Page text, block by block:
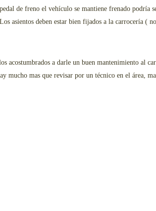
pedal de freno el vehículo se mantiene frenado podría
Los asientos deben estar bien fijados a la carrocería (
acostumbrados a darle un buen mantenimiento al
mucho mas que revisar por un técnico en el área,